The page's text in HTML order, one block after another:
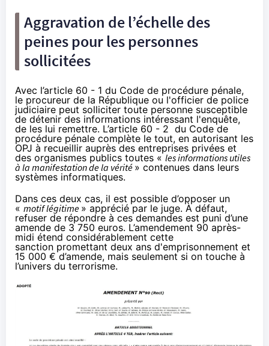
Aggravation de l’échelle des
peines pour les personnes
sollicitées
Avec l’article 60 - 1 du Code de procédure pénale,
le procureur de la République ou l'officier de police
judiciaire peut solliciter toute personne susceptible
de détenir des informations intéressant l'enquête,
de les lui remettre. L’article 60 - 2 du Code de
procédure pénale complète le tout, en autorisant les
OPJ à recueillir auprès des entreprises privées et
des organismes publics toutes «les informations utiles
à la manifestation de la vérité » contenues dans leurs
systèmes informatiques.
Dans ces deux cas, il est possible d’opposer un
« motif légitime » apprécié par le juge. À défaut,
refuser de répondre à ces demandes est puni d’une
amende de 3 750 euros. L’amendement 90 après-
midi étend considérablement cette
sanction promettant deux ans d'emprisonnement et
15 000 € d’amende, mais seulement si on touche à
l’univers du terrorisme.